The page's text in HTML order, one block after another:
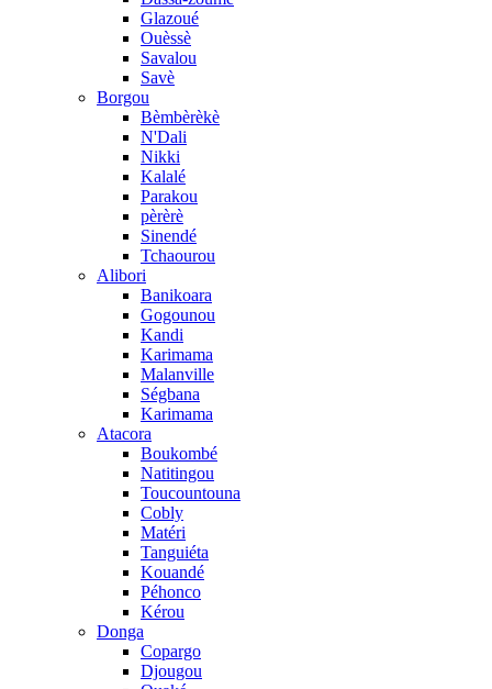
Glazoué
Ouèssè
Savalou
Savè
Borgou
Bèmbèrèkè
N'Dali
Nikki
Kalalé
Parakou
pèrèrè
Sinendé
Tchaourou
Alibori
Banikoara
Gogounou
Kandi
Karimama
Malanville
Ségbana
Karimama
Atacora
Boukombé
Natitingou
Toucountouna
Cobly
Matéri
Tanguiéta
Kouandé
Péhonco
Kérou
Donga
Copargo
Djougou